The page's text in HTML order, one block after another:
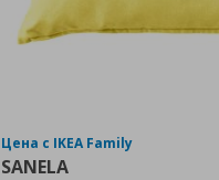
Цена с IKEA Family
SANELA